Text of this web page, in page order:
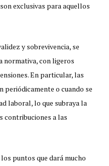
exclusivas para aquellos
y sobrevivencia, se
normativa, con ligeros
En particular, las
periódicamente o cuando se
laboral, lo que subraya la
contribuciones a las
puntos que dará mucho